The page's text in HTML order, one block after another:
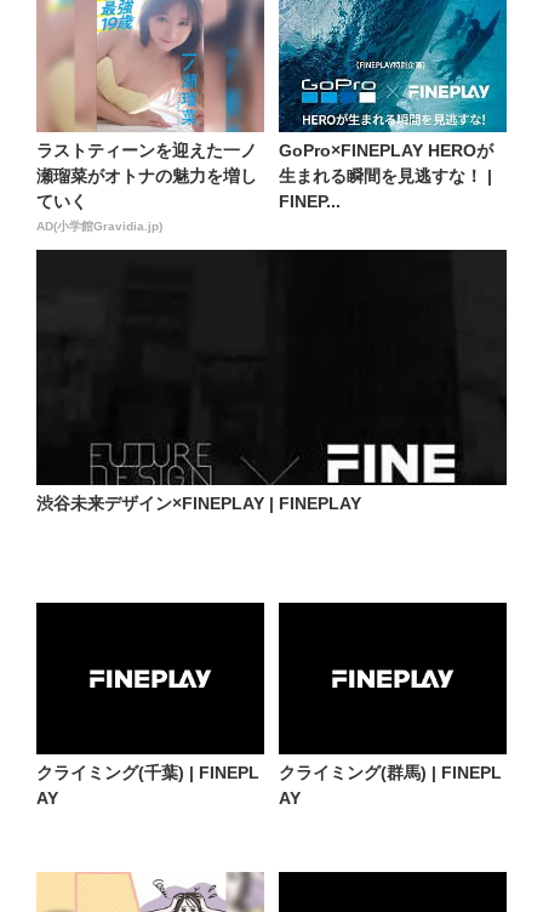
ラストティーンを迎えた一ノ
瀬瑠菜がオトナの魅力を増し
ていく
AD(小学館Gravidia.jp)
GoPro×FINEPLAY HEROが
生まれる瞬間を見逃すな！ |
FINEP...
渋谷未来デザイン×FINEPLAY | FINEPLAY
クライミング(千葉) | FINEPL
AY
クライミング(群馬) | FINEPL
AY